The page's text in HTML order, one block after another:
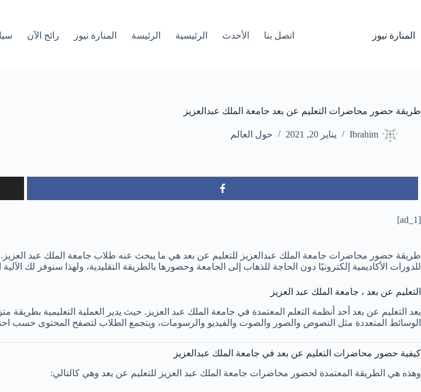
المنارة نيوز اتصل بنا الأحدث الرئيسية الرئیسة المنارة نيوز رائج الآن
طريقة حضور محاضرات التعليم عن بعد جامعة الملك عبدالعزيز
Ibrahim يناير 20, 2021 حول العالم
[ad_1]
طريقة حضور محاضرات جامعة الملك عبدالعزيز للتعليم عن بعد هي ما يبحث عنه طلاب جامعة الملك عبد العزيز.
للدورات الأكاديمية إلكترونيًا دون الحاجة للذهاب إلى الجامعة وحضورها بالطريقة التقليدية، ولهذا سنوفر لك
التعليم عن بعد ، جامعة الملك عبد العزيز
يعد التعليم عن بعد أحد أنظمة التعلم المعتمدة في جامعة الملك عبد العزيز. حيث يدير العملية التعليمية
الوسائط المتعددة مثل النصوص والصور والصوت والفيديو والرسومات، ويتجمع الطلاب لتصفح المحتوى حسب
كيفية حضور محاضرات التعليم عن بعد في جامعة الملك عبدالعزيز
وهذه هي الطريقة المعتمدة لحضور محاضرات جامعة الملك عبد العزيز للتعليم عن بعد وهي كالتالي: